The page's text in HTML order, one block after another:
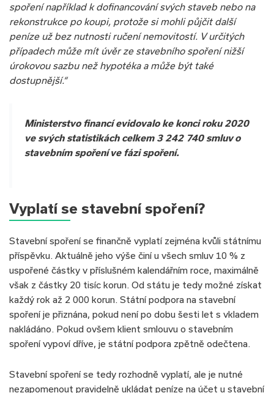
spořenínapříklad k dofinancování svých staveb nebo na
rekonstrukce po koupi, protože si mohli půjčit další
peníze už bez nutnosti ručení nemovitostí. V určitých
případech může mít úvěr ze stavebního spoření nižší
úrokovou sazbu než hypotéka a může být také
dostupnější.“
Ministerstvo financí evidovalo ke konci roku 2020
ve svých statistikách celkem 3 242 740 smluv o
stavebním spoření ve fázi spoření.
Vyplatí se stavební spoření?
Stavební spoření se finančně vyplatí zejména kvůli státnímu
příspěvku. Aktuálně jeho výše činí u všech smluv 10 % z
uspořené částky v příslušném kalendářním roce, maximálně
však z částky 20 tisíc korun. Od státu je tedy možné získat
každý rok až 2 000 korun. Státní podpora na stavební
spoření je přiznána, pokud není po dobu šesti let s vkladem
nakládáno. Pokud ovšem klient smlouvu o stavebním
spoření vypoví dříve, je státní podpora zpětně odečtena.
Stavební spoření se tedy rozhodně vyplatí, ale je nutné
nezapomenout pravidelně ukládat peníze na účet u stavební